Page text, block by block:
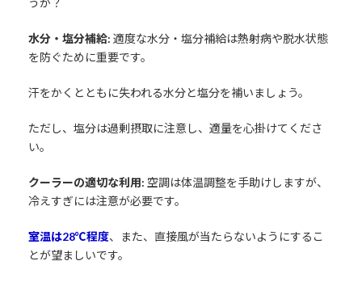
うか？
水分・塩分補給: 適度な水分・塩分補給は熱射病や脱水状態
を防ぐために重要です。
汗をかくとともに失われる水分と塩分を補いましょう。
ただし、塩分は過剰摂取に注意し、適量を心掛けてくださ
い。
クーラーの適切な利用: 空調は体温調整を手助けしますが、
冷えすぎには注意が必要です。
室温は28℃程度、また、直接風が当たらないようにするこ
とが望ましいです。